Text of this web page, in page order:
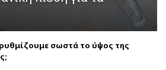
σωστά το ύψος της